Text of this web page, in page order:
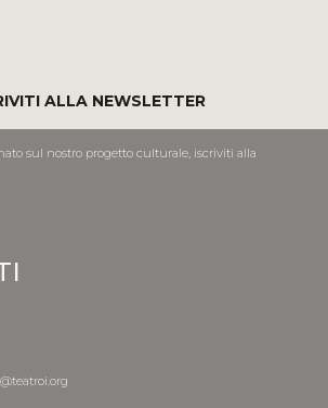
ALLA NEWSLETTER
sul nostro progetto culturale, iscriviti alla